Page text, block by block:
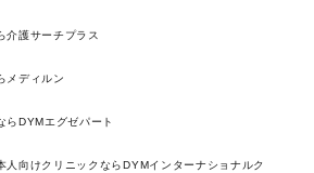
介護サーチプラス
メディルン
らDYMエグゼパート
人向けクリニックならDYMインターナショナルク